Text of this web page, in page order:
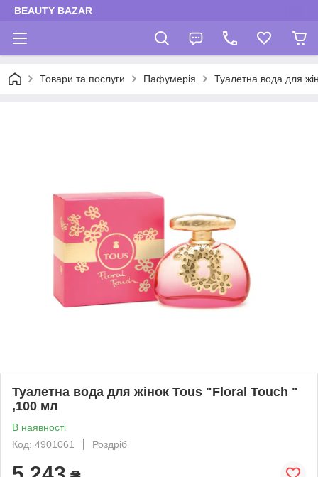
BEAUTY BAZAR
Товари та послуги Пафумерія Туалетна вода для
Туалетна вода для жінок Tous "Floral Touch "
,100 мл
В наявності
Код: 4901061
Роздріб